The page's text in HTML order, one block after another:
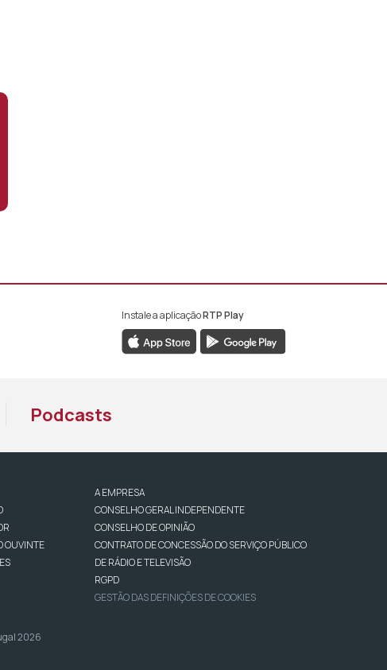
da RTP África
Instagram da RTP África
ao YouTube da RTP África
Instale a aplicaçãoRTP Play
Podcasts
OUVINTE
A EMPRESA
CONSELHO GERAL INDEPENDENTE
CONSELHO DE OPINIÃO
CONTRATO DE CONCESSÃO DO SERVIÇO PÚBLICO
DE RÁDIO E TELEVISÃO
RGPD
GESTÃO DAS DEFINIÇÕES DE COOKIES
2026